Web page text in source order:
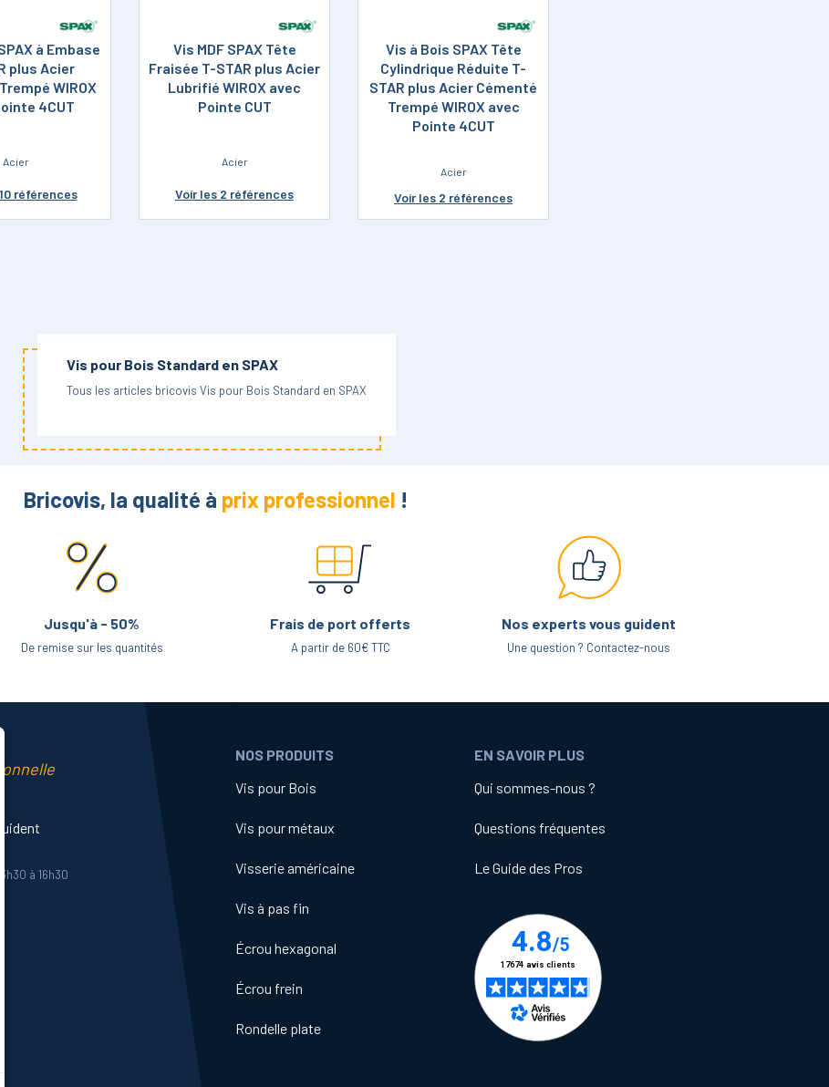
à Embase
plus Acier
WIROX
4CUT
Acier
références
Vis MDF SPAX Tête
Fraisée T-STAR plus Acier
Lubrifié WIROX avec
Pointe CUT
Acier
Voirles 2 références
Vis à Bois SPAX Tête
Cylindrique Réduite T-
STAR plus Acier Cémenté
Trempé WIROX avec
Pointe 4CUT
Acier
Voirles 2 références
Vis pour Bois Standard en SPAX
Tous les articles bricovis Vis pour Bois Standard en SPAX
Bricovis, la qualité à prix professionnel !
Jusqu'à - 50%
De remise sur les quantités
Frais de port offerts
A partir de 60€ TTC
Nos experts vous guident
Une question ? Contactez-nous
à 16h30
NOS PRODUITS
Vis pour Bois
Vis pour métaux
Visserie américaine
Vis à pas fin
Écrou hexagonal
Écrou frein
Rondelle plate
EN SAVOIR PLUS
Qui sommes-nous ?
Questions fréquentes
Le Guide des Pros